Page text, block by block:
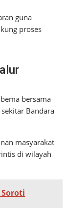
guna
proses
bersama
Bandara
masyarakat
di wilayah